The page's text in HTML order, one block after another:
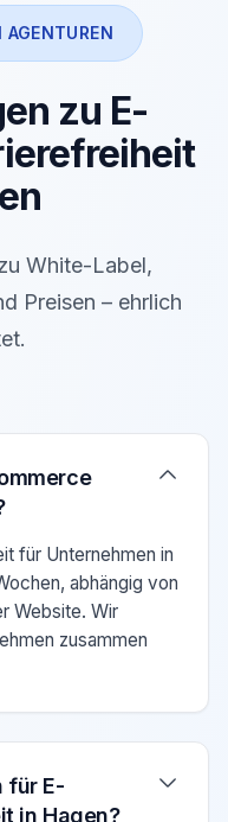
AGENTUREN
zu E-
White-Label,
Preisen – ehrlich
Ab um zwischen
für Unternehmen in
abhängig von
Website. Wir
zusammen
für E-
in Hagen?